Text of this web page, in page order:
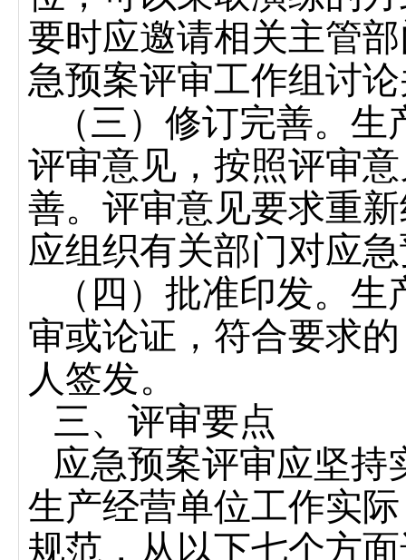
要时应邀请相关主管
急预案评审工作组讨
（三）修订完善。
评审意见，按照评审
善。评审意见要求重
应组织有关部门对应
（四）批准印发。
审或论证，符合要求
人签发。
三、 评审要点
应急预案评审应坚持
生产经营单位工作实
规范，从以下七个方